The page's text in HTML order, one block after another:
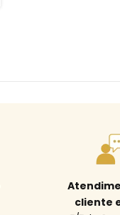
cliente